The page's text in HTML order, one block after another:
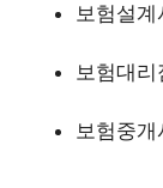
보험설계
보험대리
보험중개